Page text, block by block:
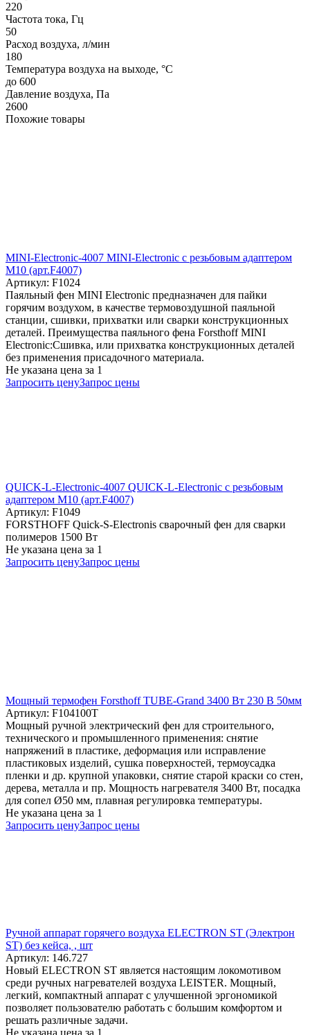
220
Частота тока, Гц
50
Расход воздуха, л/мин
180
Температура воздуха на выходе, °C
до 600
Давление воздуха, Па
2600
Похожие товары
MINI-Electronic-4007 MINI-Electronic с резьбовым адаптером
М10 (арт.F4007)
Артикул: F1024
Паяльный фен MINI Electronic предназначен для пайки
горячим воздухом, в качестве термовоздушной паяльной
станции, сшивки, прихватки или сварки конструкционных
деталей. Преимущества паяльного фена Forsthoff MINI
Electronic:Сшивка, или прихватка конструкционных деталей
без применения присадочного материала.
Не указана цена за 1
Запросить ценуЗапрос цены
QUICK-L-Electronic-4007 QUICK-L-Electronic с резьбовым
адаптером М10 (арт.F4007)
Артикул: F1049
FORSTHOFF Quick-S-Electronis сварочный фен для сварки
полимеров 1500 Вт
Не указана цена за 1
Запросить ценуЗапрос цены
Мощный термофен Forsthoff TUBE-Grand 3400 Вт 230 В 50мм
Артикул: F104100T
Мощный ручной электрический фен для строительного,
технического и промышленного применения: снятие
напряжений в пластике, деформация или исправление
пластиковых изделий, сушка поверхностей, термоусадка
пленки и др. крупной упаковки, снятие старой краски со стен,
дерева, металла и пр. Мощность нагревателя 3400 Вт, посадка
для сопел Ø50 мм, плавная регулировка температуры.
Не указана цена за 1
Запросить ценуЗапрос цены
Ручной аппарат горячего воздуха ELECTRON ST (Электрон
ST) без кейса, , шт
Артикул: 146.727
Новый ELECTRON ST является настоящим локомотивом
среди ручных нагревателей воздуха LEISTER. Мощный,
легкий, компактный аппарат с улучшенной эргономикой
позволяет пользователю работать с большим комфортом и
решать различные задачи.
Не указана цена за 1